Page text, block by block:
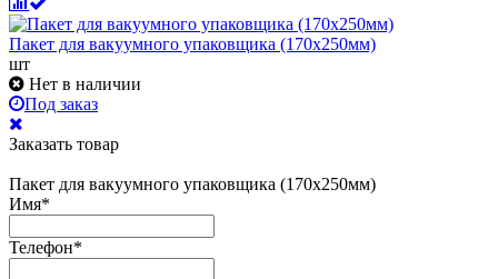
Пакет для вакуумного упаковщика (170х250мм)
шт
Нет в наличии
Под заказ
Заказать товар
Пакет для вакуумного упаковщика (170х250мм)
Имя*
Телефон*